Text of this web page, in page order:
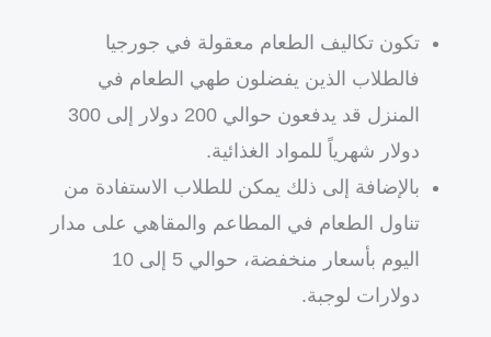
تكون تكاليف الطعام معقولة في جورجيا
فالطلاب الذين يفضلون طهي الطعام في
المنزل قد يدفعون حوالي 200 دولار إلى 300
دولار شهرياً للمواد الغذائية.
بالإضافة إلى ذلك يمكن للطلاب الاستفادة من
تناول الطعام في المطاعم والمقاهي على مدار
اليوم بأسعار منخفضة، حوالي 5 إلى 10
دولارات لوجبة.